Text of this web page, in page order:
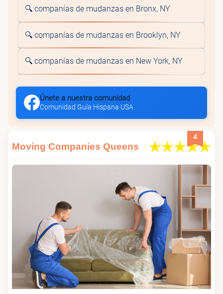
🔍 companías de mudanzas en Bronx, NY
🔍 companías de mudanzas en Brooklyn, NY
🔍 companías de mudanzas en New York, NY
Únete a nuestra comunidad
Comunidad Guía Hispana USA
4
Moving Companies Queens